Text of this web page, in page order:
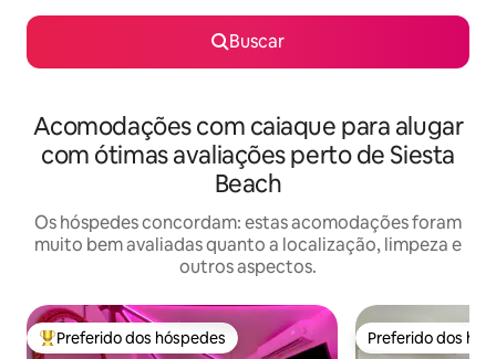
Buscar
Acomodações com caiaque para alugar
com ótimas avaliações perto de Siesta
Beach
Os hóspedes concordam: estas acomodações foram
muito bem avaliadas quanto a localização, limpeza e
outros aspectos.
Entre os melhores preferidos dos hóspedes
Preferido dos hóspedes Preferido dos
Preferido dos